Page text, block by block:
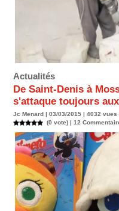
Actualités
De Saint-Denis à
s'attaque toujours
Jc Menard | 03/03/2015 | 4032 vues
(0 vote) | 12